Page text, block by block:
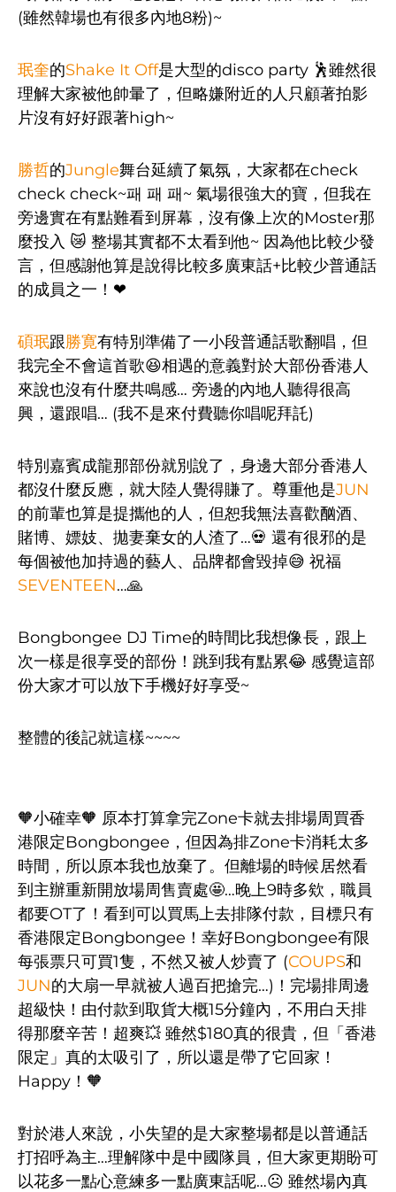
(雖然韓場也有很多內地8粉)~
珉奎的Shake It Off是大型的disco party 🕺雖然很
理解大家被他帥暈了，但略嫌附近的人只顧著拍影
片沒有好好跟著high~
勝哲的Jungle舞台延續了氣氛，大家都在check
check check~패 패 패~ 氣場很強大的寶，但我在
旁邊實在有點難看到屏幕，沒有像上次的Moster那
麼投入 😿 整場其實都不太看到他~ 因為他比較少發
言，但感謝他算是說得比較多廣東話+比較少普通話
的成員之一！❤
碩珉跟勝寛有特別準備了一小段普通話歌翻唱，但
我完全不會這首歌😆相遇的意義對於大部份香港人
來說也沒有什麼共鳴感… 旁邊的內地人聽得很高
興，還跟唱… (我不是來付費聽你唱呢拜託)
特別嘉賓成龍那部份就別說了，身邊大部分香港人
都沒什麼反應，就大陸人覺得賺了。尊重他是JUN
的前輩也算是提攜他的人，但恕我無法喜歡酗酒、
賭博、嫖妓、拋妻棄女的人渣了…💀 還有很邪的是
每個被他加持過的藝人、品牌都會毀掉😅 祝福
SEVENTEEN…🙏
Bongbongee DJ Time的時間比我想像長，跟上
次一樣是很享受的部份！跳到我有點累😂 感覺這部
份大家才可以放下手機好好享受~
整體的後記就這樣~~~~
🧡小確幸🧡 原本打算拿完Zone卡就去排場周買香
港限定Bongbongee，但因為排Zone卡消耗太多
時間，所以原本我也放棄了。但離場的時候居然看
到主辦重新開放場周售賣處🤩…晚上9時多欸，職員
都要OT了！看到可以買馬上去排隊付款，目標只有
香港限定Bongbongee！幸好Bongbongee有限
每張票只可買1隻，不然又被人炒賣了 (COUPS和
JUN的大扇一早就被人過百把搶完…)！完場排周邊
超級快！由付款到取貨大概15分鐘內，不用白天排
得那麼辛苦！超爽💥 雖然$180真的很貴，但「香港
限定」真的太吸引了，所以還是帶了它回家！
Happy！🧡
對於港人來說，小失望的是大家整場都是以普通話
打招呼為主…理解隊中是中國隊員，但大家更期盼可
以花多一點心意練多一點廣東話呢…☹ 雖然場內真